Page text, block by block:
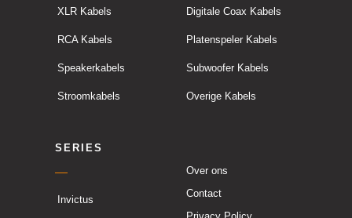
SERIES
Digitale Coax Kabels
Platenspeler Kabels
Subwoofer Kabels
Overige Kabels
XLR Kabels
RCA Kabels
Speakerkabels
Stroomkabels
Invictus
Over ons
Contact